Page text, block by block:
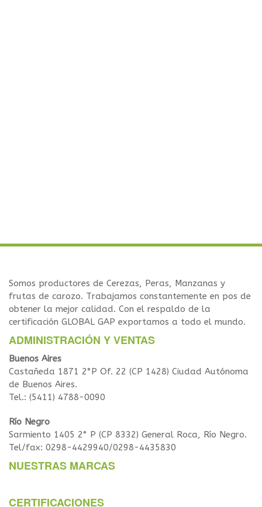
Somos productores de Cerezas, Peras, Manzanas y
frutas de carozo. Trabajamos constantemente en pos de
obtener la mejor calidad. Con el respaldo de la
certificación GLOBAL GAP exportamos a todo el mundo.
ADMINISTRACIÓN Y VENTAS
Buenos Aires
Castañeda 1871 2°P Of. 22 (CP 1428) Ciudad Autónoma
de Buenos Aires.
Tel.: (5411) 4788-0090
Río Negro
Sarmiento 1405 2° P (CP 8332) General Roca, Río Negro.
Tel/fax: 0298-4429940/0298-4435830
NUESTRAS MARCAS
CERTIFICACIONES